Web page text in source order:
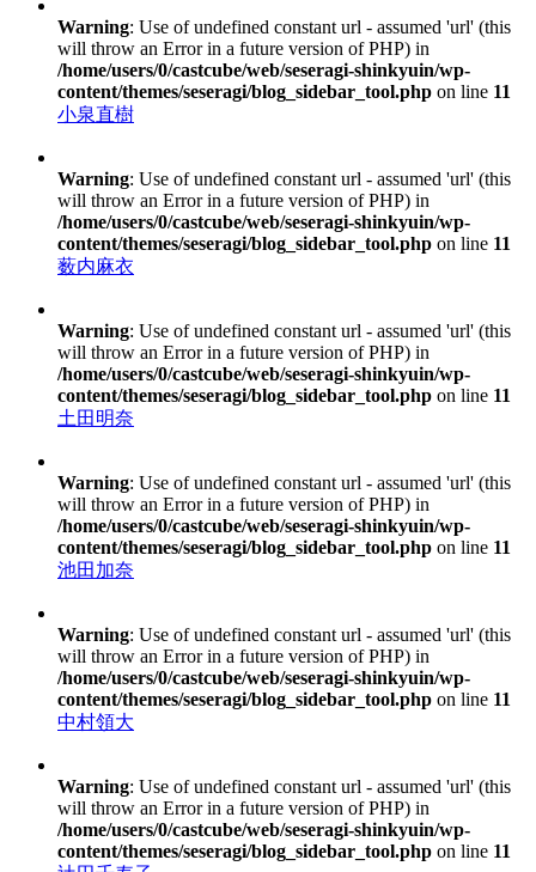
Warning: Use of undefined constant url - assumed 'url' (this
will throw an Error in a future version of PHP) in
/home/users/0/castcube/web/seseragi-shinkyuin/wp-
content/themes/seseragi/blog_sidebar_tool.php on line 11
小泉直樹
Warning: Use of undefined constant url - assumed 'url' (this
will throw an Error in a future version of PHP) in
/home/users/0/castcube/web/seseragi-shinkyuin/wp-
content/themes/seseragi/blog_sidebar_tool.php on line 11
薮内麻衣
Warning: Use of undefined constant url - assumed 'url' (this
will throw an Error in a future version of PHP) in
/home/users/0/castcube/web/seseragi-shinkyuin/wp-
content/themes/seseragi/blog_sidebar_tool.php on line 11
土田明奈
Warning: Use of undefined constant url - assumed 'url' (this
will throw an Error in a future version of PHP) in
/home/users/0/castcube/web/seseragi-shinkyuin/wp-
content/themes/seseragi/blog_sidebar_tool.php on line 11
池田加奈
Warning: Use of undefined constant url - assumed 'url' (this
will throw an Error in a future version of PHP) in
/home/users/0/castcube/web/seseragi-shinkyuin/wp-
content/themes/seseragi/blog_sidebar_tool.php on line 11
中村領大
Warning: Use of undefined constant url - assumed 'url' (this
will throw an Error in a future version of PHP) in
/home/users/0/castcube/web/seseragi-shinkyuin/wp-
content/themes/seseragi/blog_sidebar_tool.php on line 11